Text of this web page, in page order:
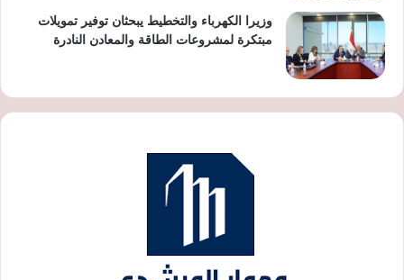
وزيرا الكهرباء والتخطيط يبحثان توفير تمويلات
مبتكرة لمشروعات الطاقة والمعادن النادرة